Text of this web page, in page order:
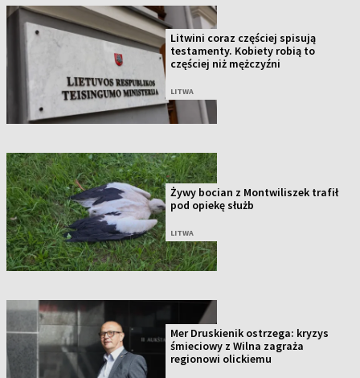
Litwini coraz częściej spisują
testamenty. Kobiety robią to
częściej niż mężczyźni
LITWA
Żywy bocian z Montwiliszek trafił
pod opiekę służb
LITWA
Mer Druskienik ostrzega: kryzys
śmieciowy z Wilna zagraża
regionowi olickiemu